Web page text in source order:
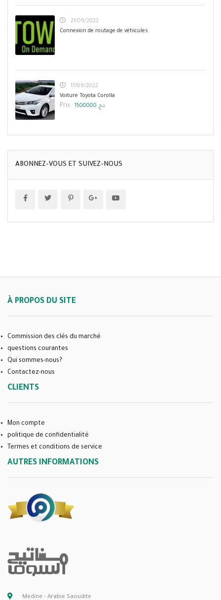
21/09/2022
Connexion de routage de véhicules
17/09/2022
Voiture Toyota Corolla
Prix : 1500000 دج
ABONNEZ-VOUS ET SUIVEZ-NOUS
À PROPOS DU SITE
Commission des clés du marché
questions courantes
Qui sommes-nous?
Contactez-nous
CLIENTS
Mon compte
politique de confidentialité
Termes et conditions de service
AUTRES INFORMATIONS
Médine - Arabie Saoudite